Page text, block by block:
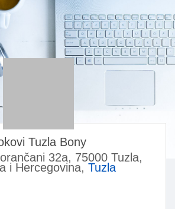
Tuzla Bony
32a, 75000 Tuzla,
i Hercegovina, Tuzla